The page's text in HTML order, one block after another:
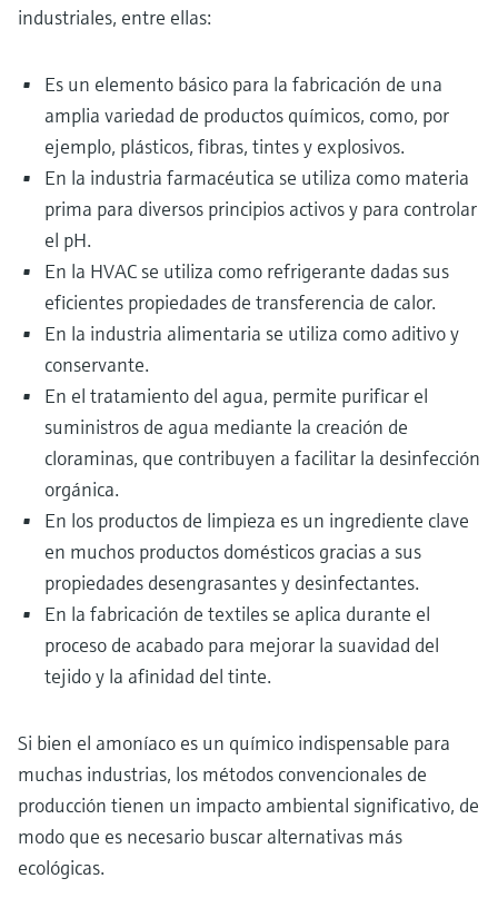
industriales, entre ellas:
Es un elemento básico para la fabricación de una
amplia variedad de productos químicos, como, por
ejemplo, plásticos, fibras, tintes y explosivos.
En la industria farmacéutica se utiliza como materia
prima para diversos principios activos y para controlar
el pH.
En la HVAC se utiliza como refrigerante dadas sus
eficientes propiedades de transferencia de calor.
En la industria alimentaria se utiliza como aditivo y
conservante.
En el tratamiento del agua, permite purificar el
suministros de agua mediante la creación de
cloraminas, que contribuyen a facilitar la desinfección
orgánica.
En los productos de limpieza es un ingrediente clave
en muchos productos domésticos gracias a sus
propiedades desengrasantes y desinfectantes.
En la fabricación de textiles se aplica durante el
proceso de acabado para mejorar la suavidad del
tejido y la afinidad del tinte.
Si bien el amoníaco es un químico indispensable para
muchas industrias, los métodos convencionales de
producción tienen un impacto ambiental significativo, de
modo que es necesario buscar alternativas más
ecológicas.